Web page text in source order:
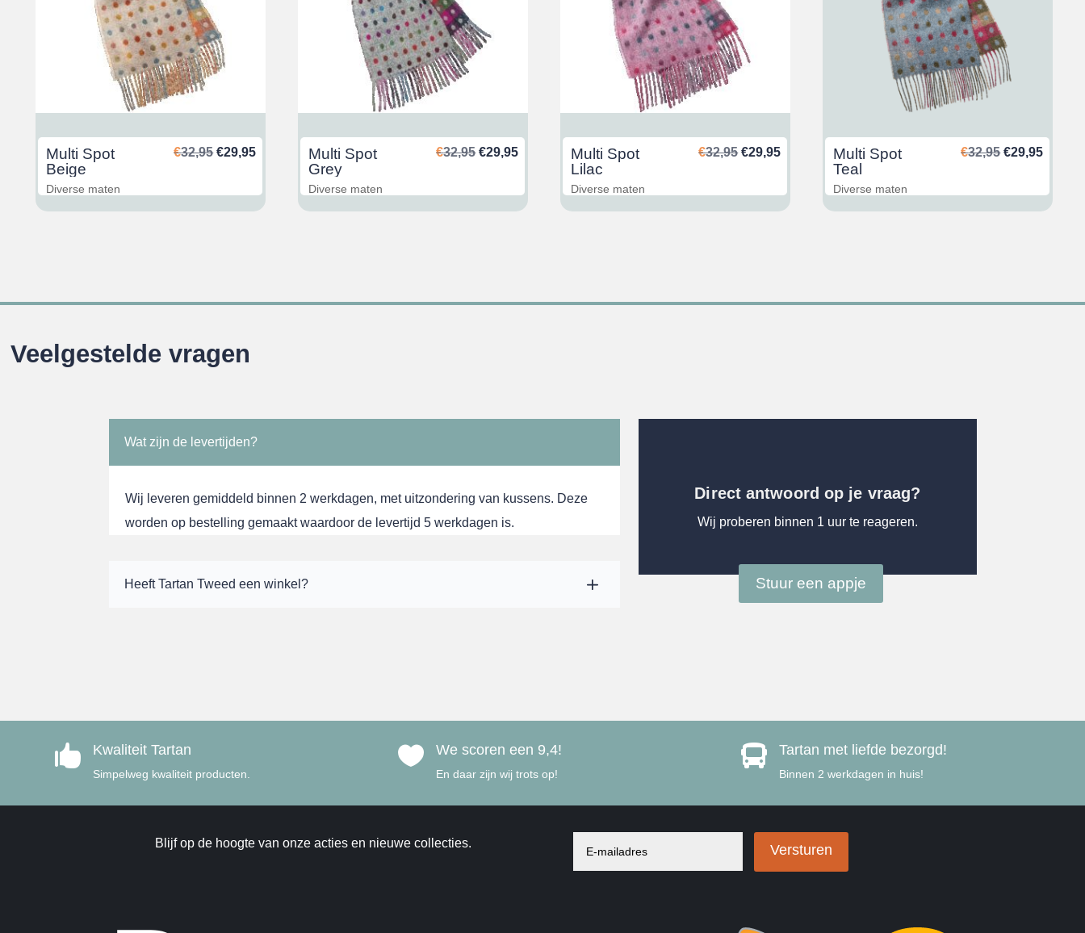
Multi Spot
Beige
€32,95 Oorspronkelijke
€32,95.
€29,95Huidige
€29,95.
Diverse maten
Multi Spot
Grey
€32,95 Oorspronkelijke
€32,95.
€29,95Huidige
€29,95.
Diverse maten
Multi Spot
Lilac
€32,95 Oorspronkelijke
€32,95.
€29,95Huidige
€29,95.
Diverse maten
Multi Spot
Teal
€32,95
€32,95.
€29,95
€29,95.
Diverse maten
Veelgestelde vragen
Wat zijn de levertijden?
Wij leveren gemiddeld binnen 2 werkdagen, met uitzondering van kussens. Deze
worden op bestelling gemaakt waardoor de levertijd 5 werkdagen is.
Heeft Tartan Tweed een winkel?
Direct antwoord op je vraag?
Wij proberen binnen 1 uur te reageren.
Stuur een appje
 Kwaliteit Tartan
Simpelweg kwaliteit producten.
 We scoren een 9,4!
En daar zijn wij trots op!
 Tartan met liefde bezorgd!
Binnen 2 werkdagen in huis!
Blijf op de hoogte van onze acties en nieuwe collecties. Versturen